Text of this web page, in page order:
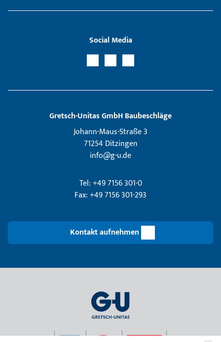
Social Media
Gretsch­-Unitas GmbH Baubeschläge
Johann-Maus-Straße 3
71254 Ditzingen
info@g-u.de
Tel: +49 7156 301-0
Fax: +49 7156 301-293
Kontakt aufnehmen